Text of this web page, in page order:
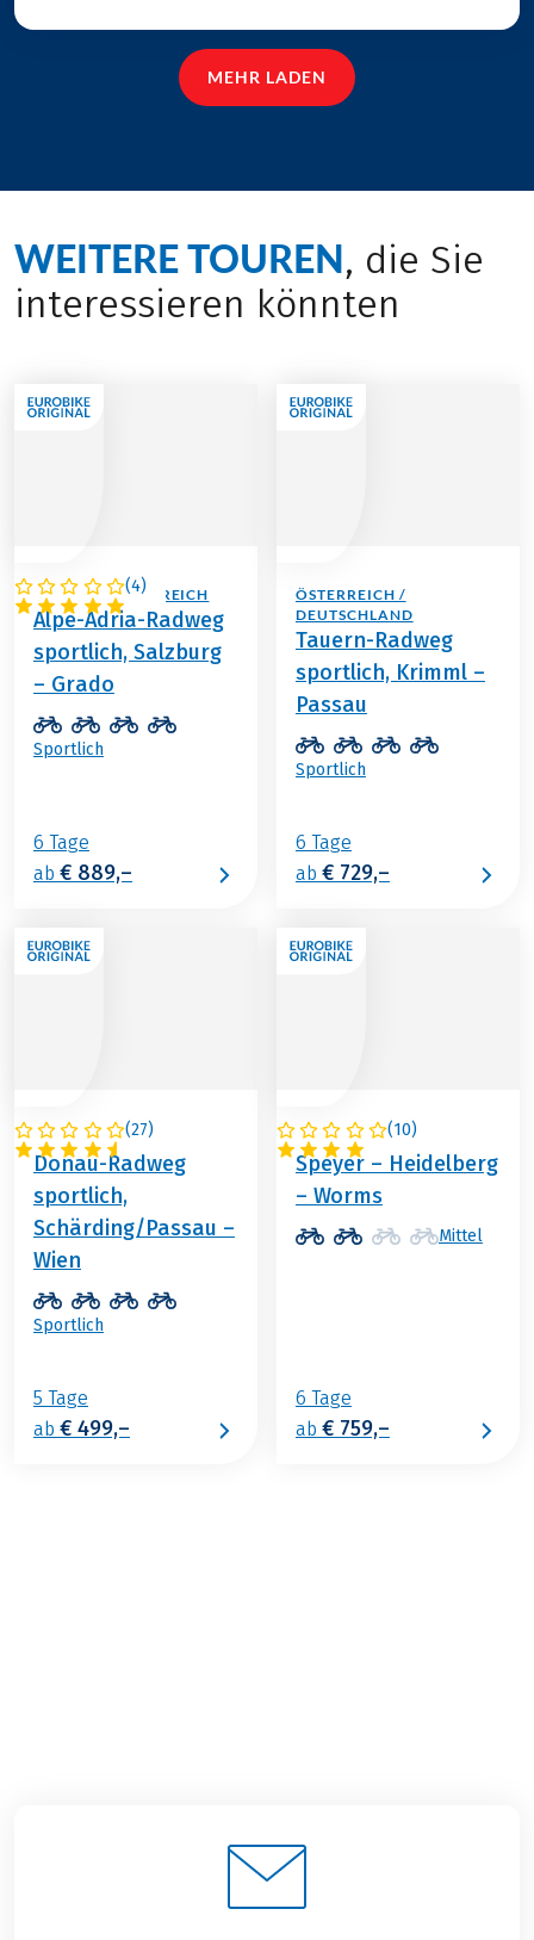
MEHR LADEN
WEITERE TOUREN, die Sie
interessieren könnten
(4)
ITALIEN / ÖSTERREICH
Alpe-Adria-Radweg
sportlich, Salzburg
– Grado
Sportlich
6 Tage
ab € 889,–
ÖSTERREICH /
DEUTSCHLAND
Tauern-Radweg
sportlich, Krimml –
Passau
Sportlich
6 Tage
ab € 729,–
(27)
ÖSTERREICH
Donau-Radweg
sportlich,
Schärding/Passau –
Wien
Sportlich
5 Tage
ab € 499,–
(10)
DEUTSCHLAND
Speyer – Heidelberg
– Worms
Mittel
6 Tage
ab € 759,–